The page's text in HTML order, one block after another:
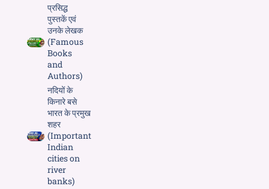
प्रसिद्ध
पुस्तकें एवं
उनके लेखक
(Famous
Books
and
Authors)
नदियों के
किनारे बसे
भारत के प्रमुख
शहर
(Important
Indian
cities on
river
banks)